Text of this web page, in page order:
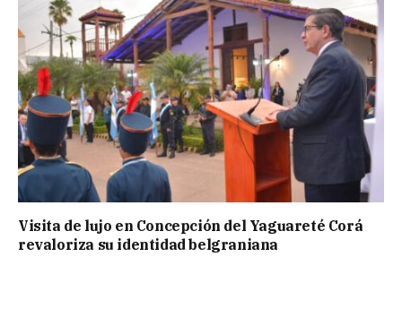
Visita de lujo en Concepción del Yaguareté Corá
revaloriza su identidad belgraniana